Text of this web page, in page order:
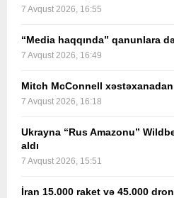
7 Avqust 2026, 16:55
“Media haqqında” qanunlara
7 Avqust 2026, 16:49
Mitch McConnell xəstəxanadan
7 Avqust 2026, 16:18
Ukrayna “Rus Amazonu”
aldı
7 Avqust 2026, 15:51
İran 15.000 raket və 45.000 dron